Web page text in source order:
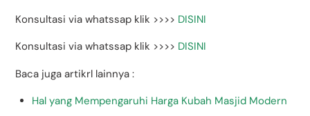
Konsultasi via whatssap klik >>>> DISINI
Konsultasi via whatssap klik >>>> DISINI
Baca juga artikrl lainnya :
Hal yang Mempengaruhi Harga Kubah Masjid Modern